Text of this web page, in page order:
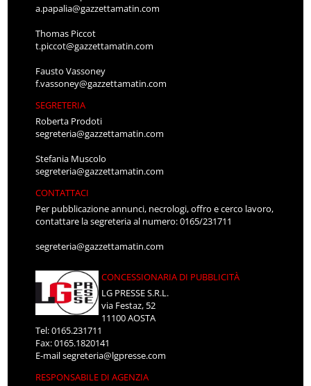
a.papalia@gazzettamatin.com
Thomas Piccot
t.piccot@gazzettamatin.com
Fausto Vassoney
f.vassoney@gazzettamatin.com
SEGRETERIA
Roberta Prodoti
segreteria@gazzettamatin.com
Stefania Muscolo
segreteria@gazzettamatin.com
CONTATTACI
Per pubblicazione annunci, necrologi, offro e cerco lavoro,
contattare la segreteria al numero: 0165/231711
segreteria@gazzettamatin.com
CONCESSIONARIA DI PUBBLICITÀ
LG PRESSE S.R.L.
via Festaz, 52
11100 AOSTA
Tel: 0165.231711
Fax: 0165.1820141
E-mailsegreteria@lgpresse.com
RESPONSABILE DI AGENZIA